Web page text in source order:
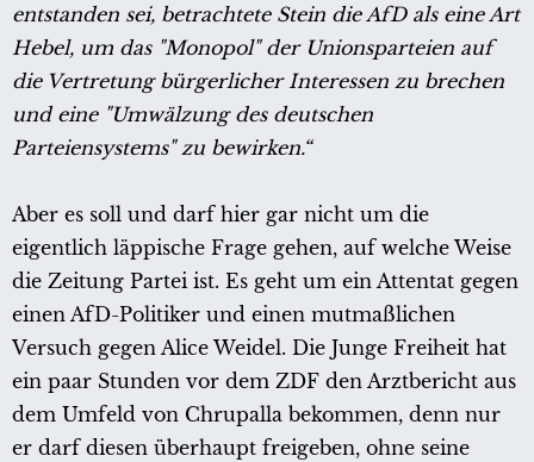
entstanden sei, betrachtete Stein die AfD als eine Art
Hebel, um das "Monopol" der Unionsparteien auf
die Vertretung bürgerlicher Interessen zu brechen
und eine "Umwälzung des deutschen
Parteiensystems" zu bewirken.“
Aber es soll und darf hier gar nicht um die
eigentlich läppische Frage gehen, auf welche Weise
die Zeitung Partei ist. Es geht um ein Attentat gegen
einen AfD-Politiker und einen mutmaßlichen
Versuch gegen Alice Weidel. Die Junge Freiheit hat
ein paar Stunden vor dem ZDF den Arztbericht aus
dem Umfeld von Chrupalla bekommen, denn nur
er darf diesen überhaupt freigeben, ohne seine